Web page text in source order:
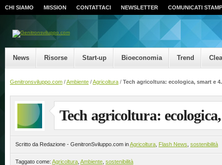
CHI SIAMO MISSION CONTATTACI NEWSLETTER COMUNICATI
News Risorse Start-up Bioeconomia Trend
Genitronsviluppo.com /Ambiente /Agricoltura / Tech agricoltura: ecologica, smart e
Tech agricoltura:
Scritto da Redazione - GenitronSviluppo.com inAgricoltura Flash News sostenibilità
Taggato come: Agricoltura Ambiente sostenibilità